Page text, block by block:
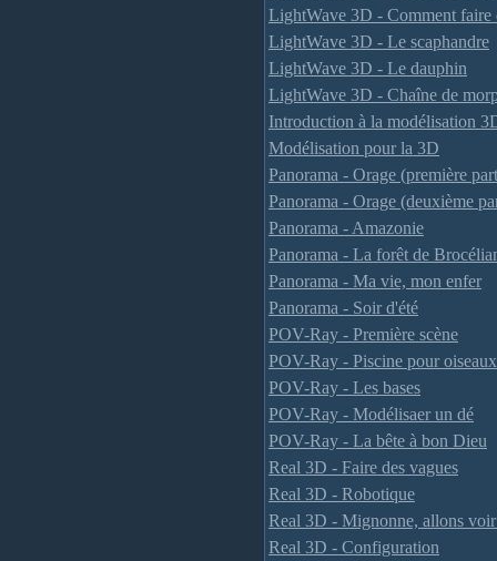
LightWave 3D - Comment faire
LightWave 3D - Le scaphandre
LightWave 3D - Le dauphin
LightWave 3D - Chaîne de
Introduction à la modélisation
Modélisation pour la 3D
Panorama - Orage (première
Panorama - Orage (deuxième
Panorama - Amazonie
Panorama - La forêt de
Panorama - Ma vie, mon enfer
Panorama - Soir d'été
POV-Ray - Première scène
POV-Ray - Piscine pour oiseaux
POV-Ray - Les bases
POV-Ray - Modélisaer un dé
POV-Ray - La bête à bon Dieu
Real 3D - Faire des vagues
Real 3D - Robotique
Real 3D - Mignonne, allons
Real 3D - Configuration